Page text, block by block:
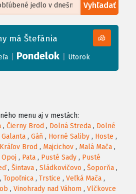
Vyhľadať
courtesy ofHumanitarian OpenStreetMap
má Štefánia
Pondelok Utorok
menu aj v mestách:
, Čierny Brod , Dolná Streda , Dolné
Galanta , Gáň , Horné Saliby , Hoste ,
Kráľov Brod , Majcichov , Malá Mača ,
Opoj , Pata , Pusté Sady , Pusté
, Šintava , Sládkovičovo , Šoporňa ,
, Topoľnica , Trstice , Veľká Mača ,
, Vinohrady nad Váhom , Vlčkovce